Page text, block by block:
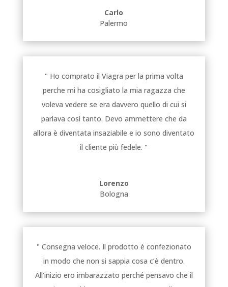
Carlo
Palermo
" Ho comprato il Viagra per la prima volta
perche mi ha cosigliato la mia ragazza che
voleva vedere se era davvero quello di cui si
parlava così tanto. Devo ammettere che da
allora è diventata insaziabile e io sono diventato
il cliente più fedele. "
Lorenzo
Bologna
" Consegna veloce. Il prodotto è confezionato
in modo che non si sappia cosa c’è dentro.
All’inizio ero imbarazzato perché pensavo che il